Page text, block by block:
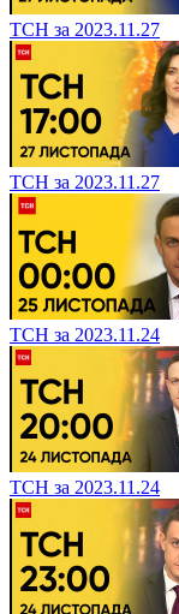
ТСН за 2023.11.27
ТСН за 2023.11.27
ТСН за 2023.11.24
ТСН за 2023.11.24